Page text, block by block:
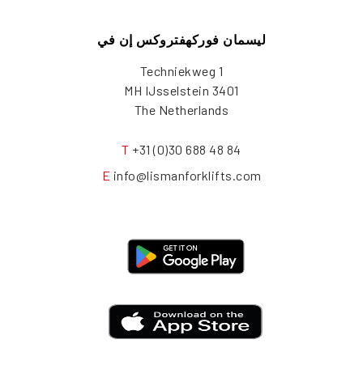
ليسمان فوركهفتروكس إن في
Techniekweg 1
3401 MH IJsselstein
The Netherlands
T +31 (0)30 688 48 84
E info@lismanforklifts.com